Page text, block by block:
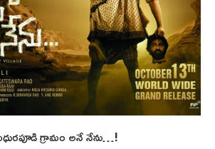
గ్రామం అనే నేను…!